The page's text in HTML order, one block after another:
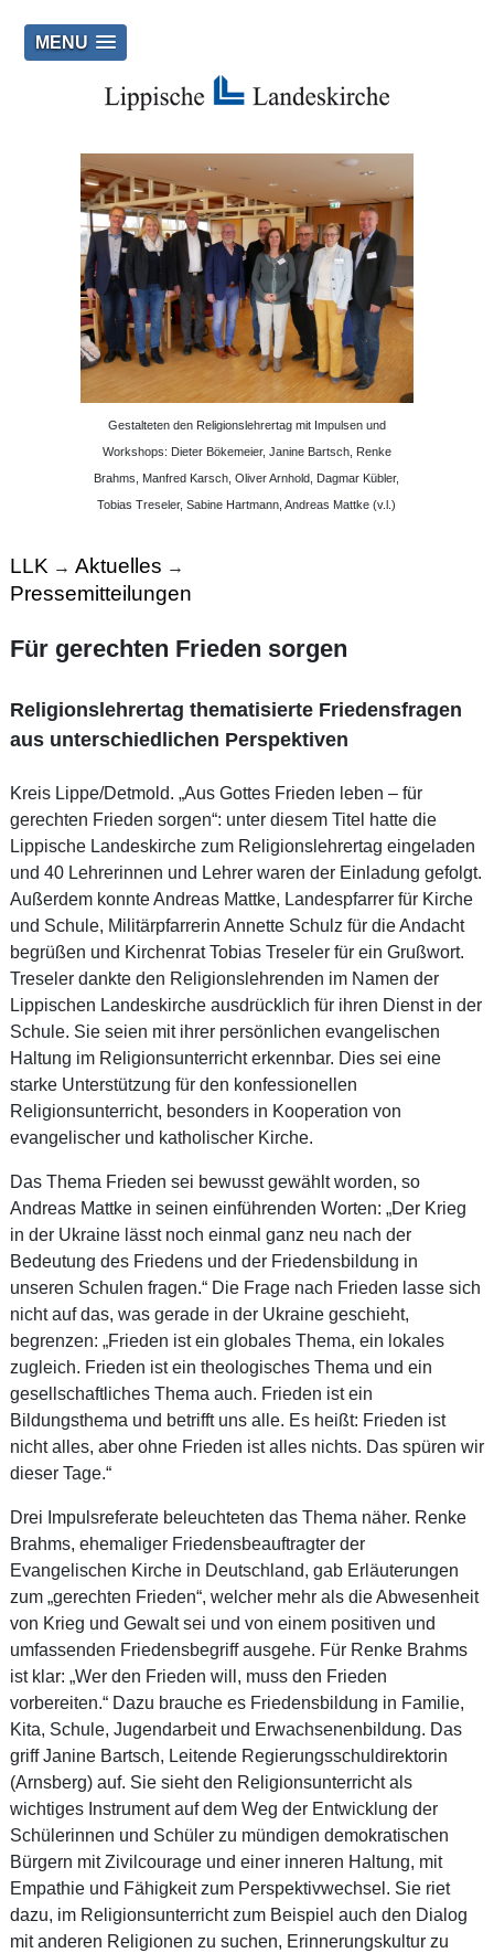
MENU
Gestalteten den Religionslehrertag mit Impulsen und
Workshops: Dieter Bökemeier, Janine Bartsch, Renke
Brahms, Manfred Karsch, Oliver Arnhold, Dagmar Kübler,
Tobias Treseler, Sabine Hartmann, Andreas Mattke (v.l.)
LLK → Aktuelles →
Pressemitteilungen
Für gerechten Frieden sorgen
Religionslehrertag thematisierte Friedensfragen
aus unterschiedlichen Perspektiven
Kreis Lippe/Detmold. „Aus Gottes Frieden leben – für
gerechten Frieden sorgen“: unter diesem Titel hatte die
Lippische Landeskirche zum Religionslehrertag eingeladen
und 40 Lehrerinnen und Lehrer waren der Einladung gefolgt.
Außerdem konnte Andreas Mattke, Landespfarrer für Kirche
und Schule, Militärpfarrerin Annette Schulz für die Andacht
begrüßen und Kirchenrat Tobias Treseler für ein Grußwort.
Treseler dankte den Religionslehrenden im Namen der
Lippischen Landeskirche ausdrücklich für ihren Dienst in der
Schule. Sie seien mit ihrer persönlichen evangelischen
Haltung im Religionsunterricht erkennbar. Dies sei eine
starke Unterstützung für den konfessionellen
Religionsunterricht, besonders in Kooperation von
evangelischer und katholischer Kirche.
Das Thema Frieden sei bewusst gewählt worden, so
Andreas Mattke in seinen einführenden Worten: „Der Krieg
in der Ukraine lässt noch einmal ganz neu nach der
Bedeutung des Friedens und der Friedensbildung in
unseren Schulen fragen.“ Die Frage nach Frieden lasse sich
nicht auf das, was gerade in der Ukraine geschieht,
begrenzen: „Frieden ist ein globales Thema, ein lokales
zugleich. Frieden ist ein theologisches Thema und ein
gesellschaftliches Thema auch. Frieden ist ein
Bildungsthema und betrifft uns alle. Es heißt: Frieden ist
nicht alles, aber ohne Frieden ist alles nichts. Das spüren wir
dieser Tage.“
Drei Impulsreferate beleuchteten das Thema näher. Renke
Brahms, ehemaliger Friedensbeauftragter der
Evangelischen Kirche in Deutschland, gab Erläuterungen
zum „gerechten Frieden“, welcher mehr als die Abwesenheit
von Krieg und Gewalt sei und von einem positiven und
umfassenden Friedensbegriff ausgehe. Für Renke Brahms
ist klar: „Wer den Frieden will, muss den Frieden
vorbereiten.“ Dazu brauche es Friedensbildung in Familie,
Kita, Schule, Jugendarbeit und Erwachsenenbildung. Das
griff Janine Bartsch, Leitende Regierungsschuldirektorin
(Arnsberg) auf. Sie sieht den Religionsunterricht als
wichtiges Instrument auf dem Weg der Entwicklung der
Schülerinnen und Schüler zu mündigen demokratischen
Bürgern mit Zivilcourage und einer inneren Haltung, mit
Empathie und Fähigkeit zum Perspektivwechsel. Sie riet
dazu, im Religionsunterricht zum Beispiel auch den Dialog
mit anderen Religionen zu suchen, Erinnerungskultur zu